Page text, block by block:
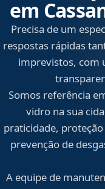
em
Precisa de um
respostas rápidas
imprevistos, com
Somos referência
vidro na sua
praticidade,
prevenção de
A equipe de